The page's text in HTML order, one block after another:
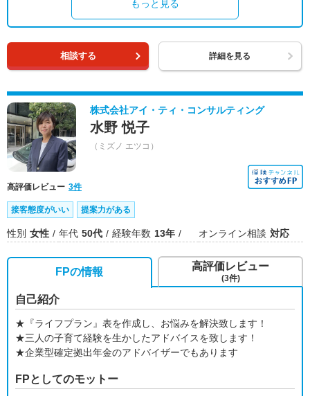
もっと見る
相談する 詳細を見る
株式会社アイ・ティ・コンサルティング
水野 悦子
（ミズノ エツコ）
高評価レビュー 3件
接客態度がいい 提案力がある
性別 女性 年代 50代 経験年数 13年 オンライン相談 対応
FPの情報
自己紹介
★『ライフプラン』表を作成し、お悩みを解決致します！
★三人の子育て経験を生かしたアドバイスを致します！
★企業型確定拠出年金のアドバイザーでもあります
FPとしてのモットー
高評価レビュー
(3件)